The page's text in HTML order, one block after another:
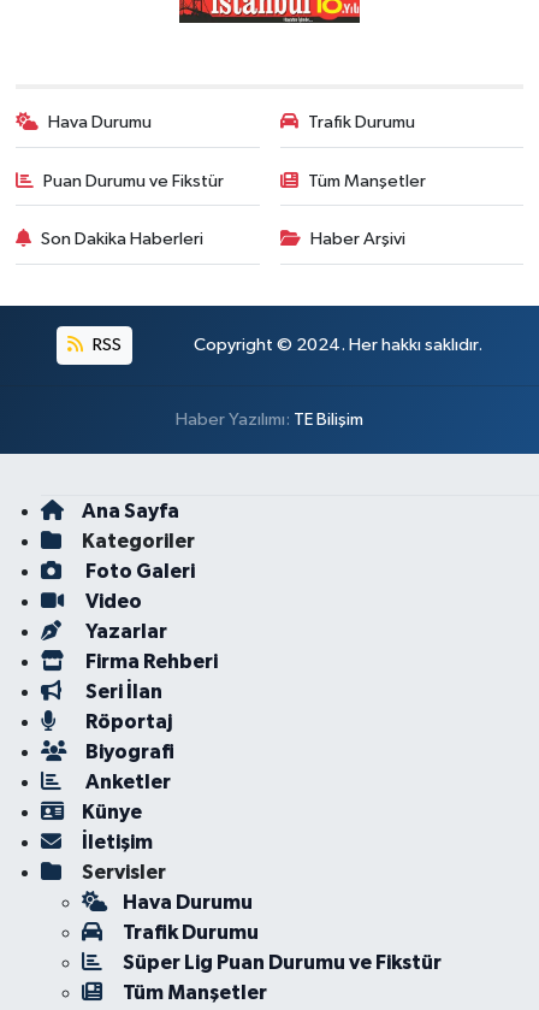
Hava Durumu Trafik Durumu
Puan Durumu ve Fikstür Tüm Manşetler
Son Dakika Haberleri Haber Arşivi
RSS Copyright © 2024. Her hakkı saklıdır.
Haber Yazılımı: TE Bilişim
Ana Sayfa
Kategoriler
Foto Galeri
Video
Yazarlar
Firma Rehberi
Seri İlan
Röportaj
Biyografi
Anketler
Künye
İletişim
Servisler
Hava Durumu
Trafik Durumu
Süper Lig Puan Durumu ve Fikstür
Tüm Manşetler